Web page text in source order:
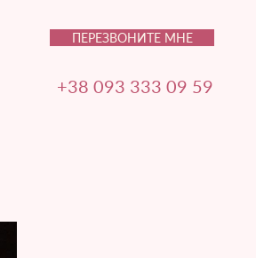
ПЕРЕЗВОНИТЕ МНЕ
+38 093 333 09 59